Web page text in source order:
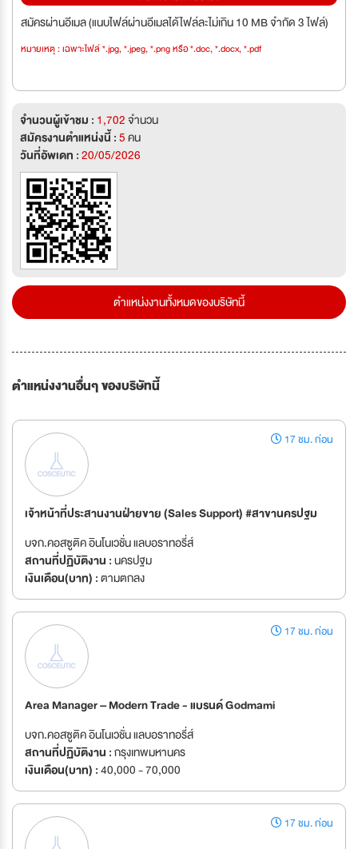
สมัครผ่านอีเมล (แนบไฟล์ผ่านอีเมลได้ไฟล์ละไม่เกิน 10 MB จำกัด 3 ไฟล์)
หมายเหตุ : เฉพาะไฟล์ *.jpg, *.jpeg, *.png หรือ *.doc, *.docx, *.pdf
จำนวนผู้เข้าชม : 1,702จำนวน
สมัครงานตำแหน่งนี้ :5คน
วันที่อัพเดท :20/05/2026
ตำแหน่งงานทั้งหมดของบริษัทนี้
ตำแหน่งงานอื่นๆ ของบริษัทนี้
17 ชม. ก่อน
เจ้าหน้าที่ประสานงานฝ่ายขาย (Sales Support) #สาขานครปฐม
บจก.คอสซูติค อินโนเวชั่น แลบอราทอรี่ส์
สถานที่ปฏิบัติงาน :นครปฐม
เงินเดือน(บาท) :ตามตกลง
17 ชม. ก่อน
Area Manager – Modern Trade - แบรนด์ Godmami
บจก.คอสซูติค อินโนเวชั่น แลบอราทอรี่ส์
สถานที่ปฏิบัติงาน :กรุงเทพมหานคร
เงินเดือน(บาท) :40,000 - 70,000
17 ชม. ก่อน